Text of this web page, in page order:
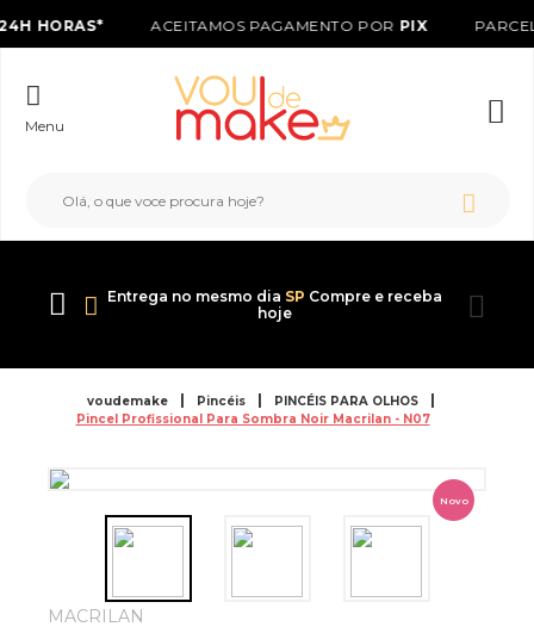
HORAS* ACEITAMOS PAGAMENTO POR PIX
Menu
Entrega no mesmo dia SP Compre e receba
hoje
voudemake Pincéis
PINCÉIS PARA OLHOS
Pincel Profissional Para Sombra Noir Macrilan - N07
Novo
MACRILAN